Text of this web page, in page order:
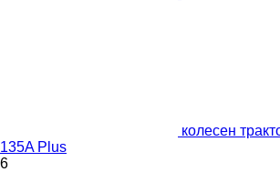
колесен
135A Plus
6